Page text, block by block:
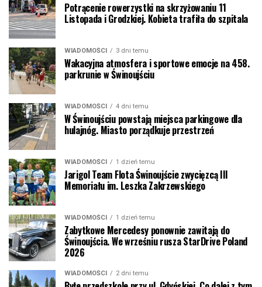
Potrącenie rowerzystki na skrzyżowaniu 11
Listopada i Grodzkiej. Kobieta trafiła do szpitala
WIADOMOŚCI 3 dni temu
Wakacyjna atmosfera i sportowe emocje na 458.
parkrunie w Świnoujściu
WIADOMOŚCI 4 dni temu
W Świnoujściu powstają miejsca parkingowe dla
hulajnóg. Miasto porządkuje przestrzeń
WIADOMOŚCI 1 dzień temu
Jarigol Team Flota Świnoujście zwycięzcą III
Memoriału im. Leszka Zakrzewskiego
WIADOMOŚCI 1 dzień temu
Zabytkowe Mercedesy ponownie zawitają do
Świnoujścia. We wrześniu rusza StarDrive Poland
2026
WIADOMOŚCI 2 dni temu